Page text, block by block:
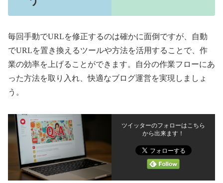
毎回手動でURLを修正するのは確かに面倒ですが、自動
でURLを置き換えるツールや方法を活用することで、作
業の効率を上げることができます。自分の作業フローにあ
った方法を取り入れ、快適なブログ運営を実現しましょ
う。
ツイッターのフォローはこちら
から出来ます！